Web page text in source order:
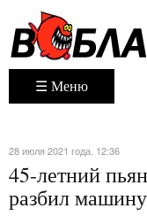
☰ Меню
28 июля 2021 года. 12:36
45-летний
разбил